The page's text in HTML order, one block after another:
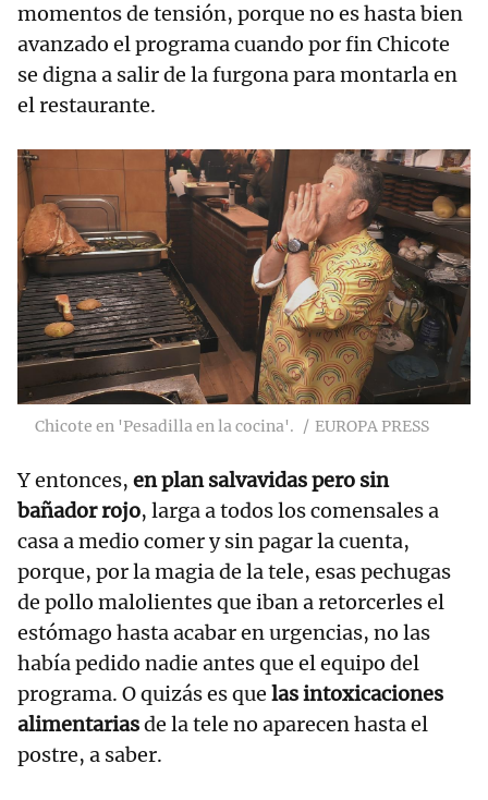
momentos de tensión, porque no es hasta bien
avanzado el programa cuando por fin Chicote
se digna a salir de la furgona para montarla en
el restaurante.
Chicote en 'Pesadilla en la cocina'. EUROPA PRESS
Y entonces, en plan salvavidas pero sin
bañador rojo, larga a todos los comensales a
casa a medio comer y sin pagar la cuenta,
porque, por la magia de la tele, esas pechugas
de pollo malolientes que iban a retorcerles el
estómago hasta acabar en urgencias, no las
había pedido nadie antes que el equipo del
programa. O quizás es que las intoxicaciones
alimentariasde la tele no aparecen hasta el
postre, a saber.